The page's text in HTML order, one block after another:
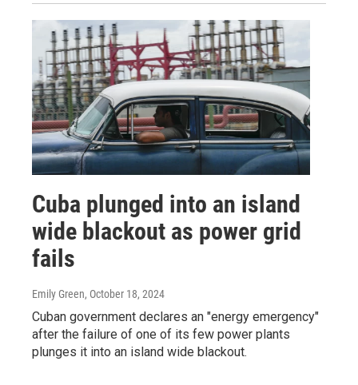
Cuba plunged into an island
wide blackout as power grid
fails
Emily Green, October 18, 2024
Cuban government declares an "energy emergency"
after the failure of one of its few power plants
plunges it into an island wide blackout.